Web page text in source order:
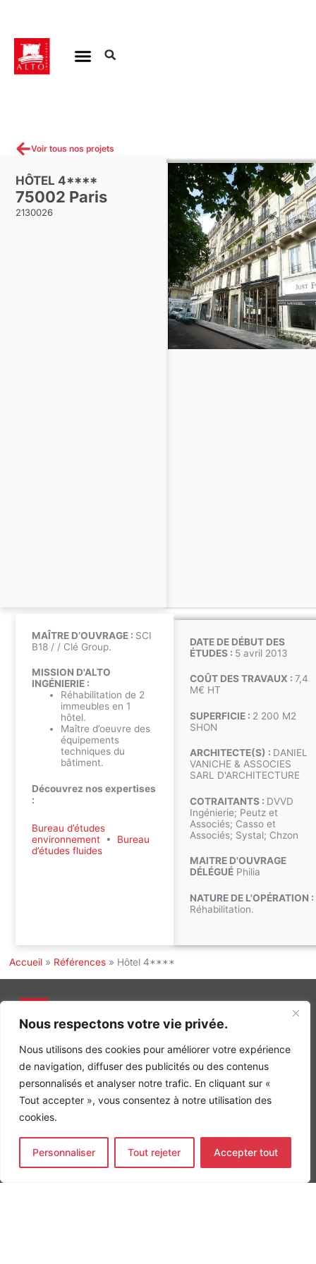
Nous respectons votre vie privée.
Nous utilisons des cookies pour améliorer votre expérience
de navigation, diffuser des publicités ou des contenus
personnalisés et analyser notre trafic. En cliquant sur «
Tout accepter », vous consentez à notre utilisation des
cookies.
Personnaliser Tout rejeter Accepter tout
contenu
Voir tous nos projets
HÔTEL 4****
75002 Paris
2130026
DATE DE DÉBUT DES
ÉTUDES : 5 avril 2013
COÛT DES TRAVAUX : 7,4
M€ HT
SUPERFICIE : 2 200 M2
SHON
ARCHITECTE(S) : DANIEL
VANICHE & ASSOCIES
SARL D'ARCHITECTURE
COTRAITANTS : DVVD
Ingénierie; Peutz et
Associés; Casso et
Associés; Systal; Chzon
MAITRE D'OUVRAGE
DÉLÉGUÉPhilia
NATURE DE L'OPÉRATION :
Réhabilitation.
MAÎTRE D’OUVRAGE : SCI
B18 / / Clé Group.
MISSION D'ALTO
INGÉNIERIE :
Réhabilitation de 2
immeubles en 1
hôtel.
Maître d’oeuvre des
équipements
techniques du
bâtiment.
Découvrez nos expertises
:
Bureau d’études
environnement• Bureau
d’études fluides
Accueil » Références » Hôtel 4****
INGÉNIERIE DE L’ÉNERGIE ET DE L’ENVIRONNEMENT
CONCEVONS, ENSEMBLE, L’ENVIRONNEMENT BÂTI DE DEMAIN
Tel. +33 (0)1 64 68 18 50
L
k
e
d
i
I
t
a
g
r
F
e
o
Nos agences
Bureau d'études Île de France